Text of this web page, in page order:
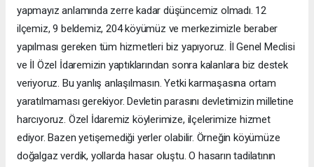
yapmayız anlamında zerre kadar düşüncemiz olmadı. 12
ilçemiz, 9 beldemiz, 204 köyümüz ve merkezimizle beraber
yapılması gereken tüm hizmetleri biz yapıyoruz. İl Genel Meclisi
ve İl Özel İdaremizin yaptıklarından sonra kalanlara biz destek
veriyoruz. Bu yanlış anlaşılmasın. Yetki karmaşasına ortam
yaratılmaması gerekiyor. Devletin parasını devletimizin milletine
harcıyoruz. Özel İdaremiz köylerimize, ilçelerimize hizmet
ediyor. Bazen yetişemediği yerler olabilir. Örneğin köyümüze
doğalgaz verdik, yollarda hasar oluştu. O hasarın tadilatının